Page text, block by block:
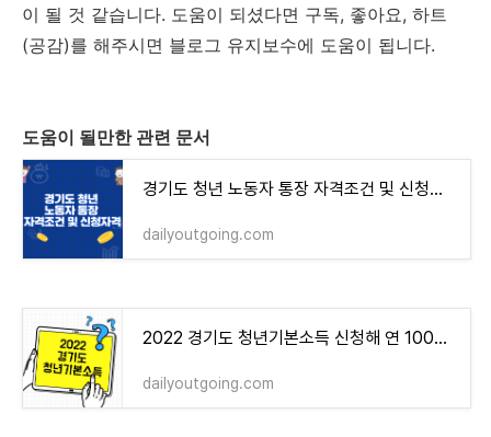
이 될 것 같습니다. 도움이 되셨다면 구독, 좋아요, 하트
(공감)를 해주시면 블로그 유지보수에 도움이 됩니다.
도움이 될만한 관련 문서
경기도 청년 노동자 통장 자격조건 및 신청자격
dailyoutgoing.com
2022 경기도 청년기본소득 신청해 연 100만원 받는 방법
dailyoutgoing.com